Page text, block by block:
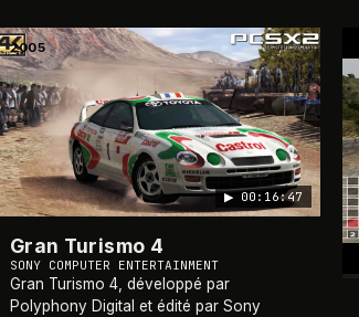
2005
▶ 00:16:47
Gran Turismo 4
SONY COMPUTER ENTERTAINMENT
Gran Turismo 4, développé par
Polyphony Digital et édité par Sony